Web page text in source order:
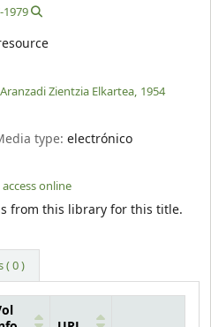
1979
Aranzadi Zientzia Elkartea, 1954
type:electrónico
online
from this library for this title.
( 0 )